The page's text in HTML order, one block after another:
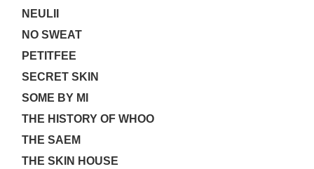
NEULII
NO SWEAT
PETITFEE
SECRET SKIN
SOME BY MI
THE HISTORY OF WHOO
THE SAEM
THE SKIN HOUSE